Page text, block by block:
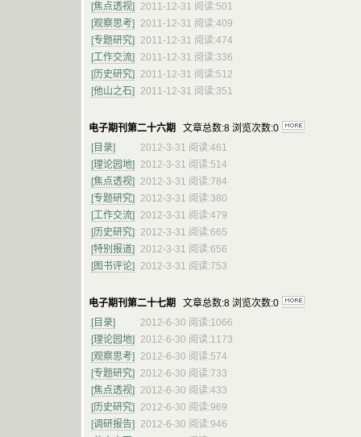
[焦点透视] 2011-12-31 阅读:501
[观察思考] 2011-12-31 阅读:409
[专题研究] 2011-12-31 阅读:474
[工作交流] 2011-12-31 阅读:336
[历史研究] 2011-12-31 阅读:512
[他山之石] 2011-12-31 阅读:351
电子期刊第二十六期 文章总数:8 浏览次数:0
[目录]
2012-3-31 阅读:461
[理论园地] 2012-3-31 阅读:514
[焦点透视] 2012-3-31 阅读:784
[专题研究] 2012-3-31 阅读:380
[工作交流] 2012-3-31 阅读:479
[历史研究] 2012-3-31 阅读:665
[特别报道] 2012-3-31 阅读:656
[图书评论] 2012-3-31 阅读:753
电子期刊第二十七期 文章总数:8 浏览次数:0
[目录]
2012-6-30 阅读:1066
[理论园地] 2012-6-30 阅读:1173
[观察思考] 2012-6-30 阅读:574
[专题研究] 2012-6-30 阅读:733
[焦点透视] 2012-6-30 阅读:433
[历史研究] 2012-6-30 阅读:969
[调研报告] 2012-6-30 阅读:946